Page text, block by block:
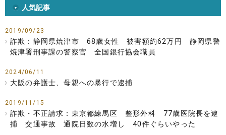
人気記事
2019/09/23
詐欺：静岡県焼津市 68歳女性 被害額約62万円 静岡県警
焼津署刑事課の警察官 全国銀行協会職員
2024/06/11
大阪の弁護士、母親への暴行で逮捕
2019/11/15
詐欺・不正請求：東京都練馬区 整形外科 77歳医院長を逮
捕 交通事故 通院日数の水増し 40件ぐらいやった